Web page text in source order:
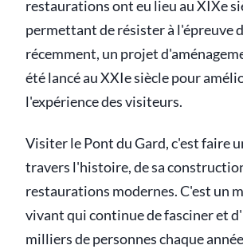
restaurations ont eu lieu au XIXe
permettant de résister à l'épreuve
récemment, un projet
été lancé au XXIe siècle pour
l'expérience des visiteurs.
Visiter le Pont du Gard, c'est faire
travers l'histoire, de sa
restaurations modernes. C'est un
vivant qui continue de fasciner et
milliers de personnes chaque